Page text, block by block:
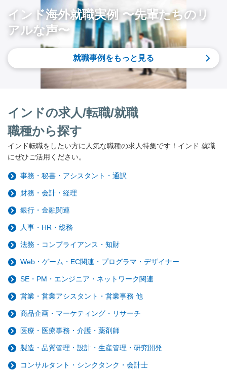
インド海外就職実例 〜先輩たちのリ
アルな声〜
就職事例をもっと見る
インドの求人/転職/就職
職種から探す
インド転職をしたい方に人気な職種の求人特集です！インド 就職
にぜひご活用ください。
事務・秘書・アシスタント・通訳
財務・会計・経理
銀行・金融関連
人事・HR・総務
法務・コンプライアンス・知財
Web・ゲーム・EC関連・プログラマ・デザイナー
SE・PM・エンジニア・ネットワーク関連
営業・営業アシスタント・営業事務 他
商品企画・マーケティング・リサーチ
医療・医療事務・介護・薬剤師
製造・品質管理・設計・生産管理・研究開発
コンサルタント・シンクタンク・会計士